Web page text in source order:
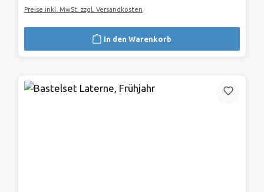
Preise inkl. MwSt. zzgl. Versandkosten
In den Warenkorb